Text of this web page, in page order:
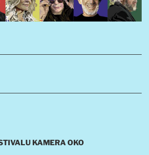
KAMERA OKO